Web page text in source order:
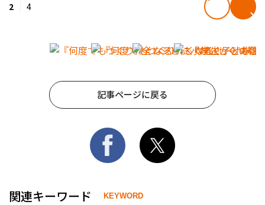
2 4
記事ページに戻る
関連キーワード KEYWORD